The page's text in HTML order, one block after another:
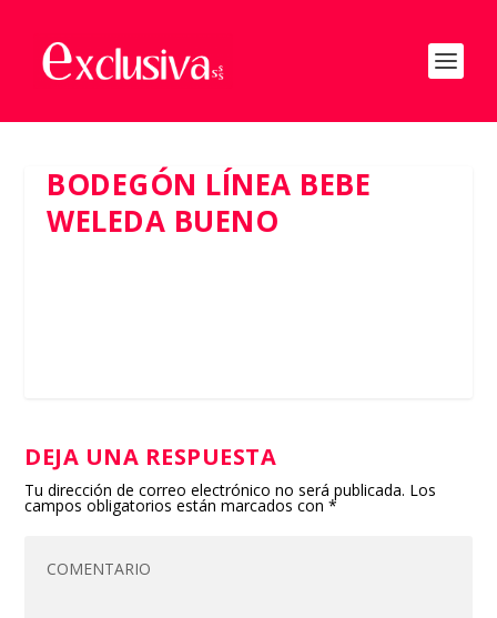
BODEGÓN LÍNEA BEBE
WELEDA BUENO
DEJA UNA RESPUESTA
Tu dirección de correo electrónico no será publicada. Los
campos obligatorios están marcados con*